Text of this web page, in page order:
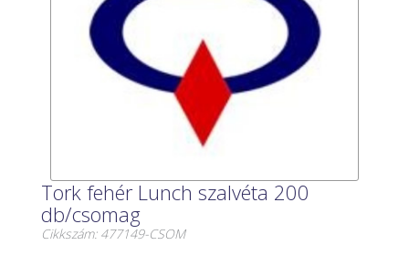
Tork fehér Lunch szalvéta 200
db/csomag
Cikkszám: 477149-CSOM